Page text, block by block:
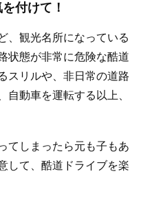
付けて！
、観光名所になっている
状態が非常に危険な酷道
スリルや、非日常の道路
自動車を運転する以上、
てしまったら元も子もあ
して、酷道ドライブを楽